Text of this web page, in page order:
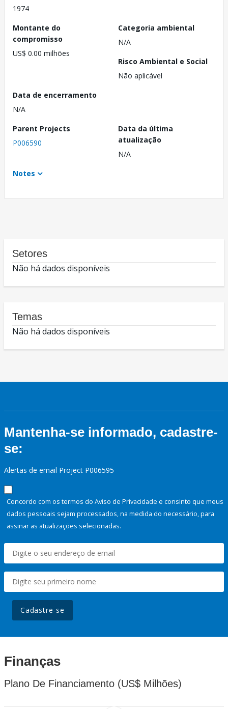
1974
Montante do
compromisso
US$ 0.00 milhões
Categoria ambiental
N/A
Risco Ambiental e Social
Não aplicável
Data de encerramento
N/A
Parent Projects
P006590
Data da última
atualização
N/A
Notes
Setores
Não há dados disponíveis
Temas
Não há dados disponíveis
Mantenha-se informado, cadastre-
se:
Alertas de email Project P006595
Concordo com os termos do Aviso de Privacidade e consinto que meus
dados pessoais sejam processados, na medida do necessário, para
assinar as atualizações selecionadas.
Cadastre-se
Finanças
Plano De Financiamento (US$ Milhões)